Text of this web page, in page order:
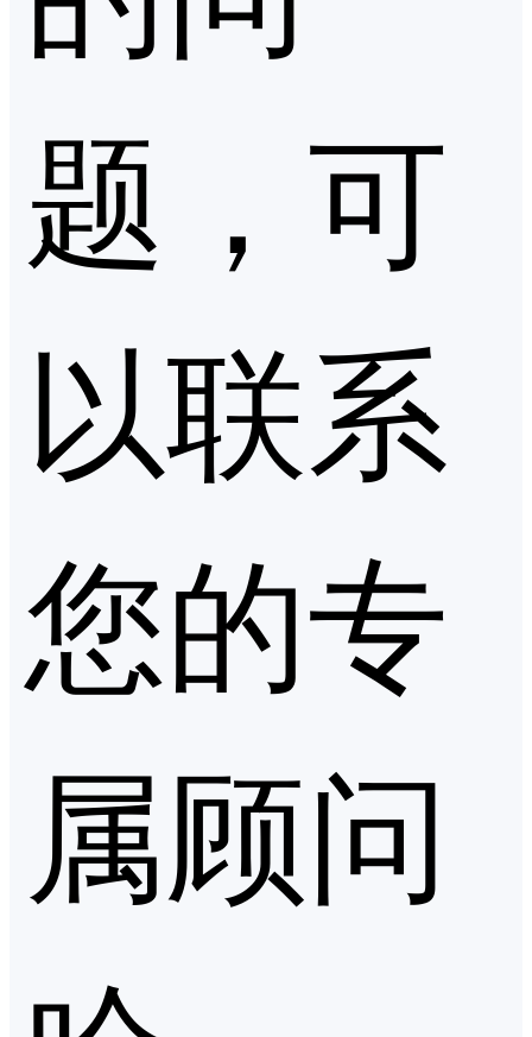
题，可
以联系
您的专
属顾问